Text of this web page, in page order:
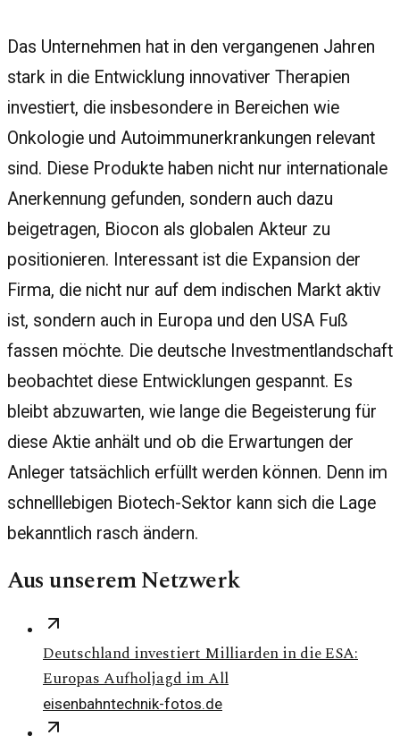
Das Unternehmen hat in den vergangenen Jahren
stark in die Entwicklung innovativer Therapien
investiert, die insbesondere in Bereichen wie
Onkologie und Autoimmunerkrankungen relevant
sind. Diese Produkte haben nicht nur internationale
Anerkennung gefunden, sondern auch dazu
beigetragen, Biocon als globalen Akteur zu
positionieren. Interessant ist die Expansion der
Firma, die nicht nur auf dem indischen Markt aktiv
ist, sondern auch in Europa und den USA Fuß
fassen möchte. Die deutsche Investmentlandschaft
beobachtet diese Entwicklungen gespannt. Es
bleibt abzuwarten, wie lange die Begeisterung für
diese Aktie anhält und ob die Erwartungen der
Anleger tatsächlich erfüllt werden können. Denn im
schnelllebigen Biotech-Sektor kann sich die Lage
bekanntlich rasch ändern.
Aus unserem Netzwerk
Deutschland investiert Milliarden in die ESA:
Europas Aufholjagd im All
eisenbahntechnik-fotos.de